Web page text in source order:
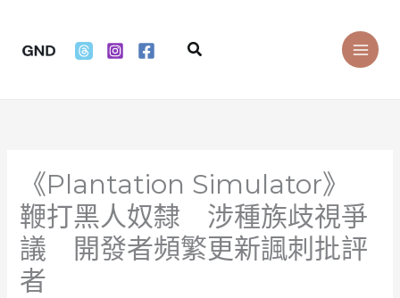
content
Search
《Plantation Simulator》
鞭打黑人奴隸 涉種族歧視爭
議 開發者頻繁更新諷刺批評
者